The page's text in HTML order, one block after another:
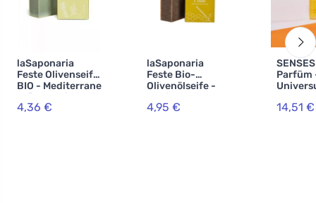
laSaponaria
Feste Olivenseife
BIO - Mediterrane
Kräuter mit Aloe
(100 g)
4,36 €
laSaponaria
Feste Bio-
Olivenölseife -
Honig und
Lavendel (100 g)
4,95 €
Parfüm
14,51 €